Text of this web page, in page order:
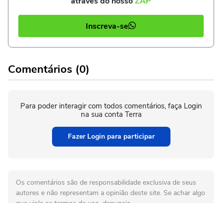
Inscreva-se
Comentários (0)
Para poder interagir com todos comentários, faça Login
na sua conta Terra
Fazer Login para participar
Os comentários são de responsabilidade exclusiva de seus
autores e não representam a opinião deste site. Se achar algo